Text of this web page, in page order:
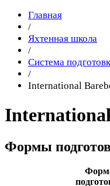
Главная
/
Яхтенная школа
/
Cистема
/
International
Формы